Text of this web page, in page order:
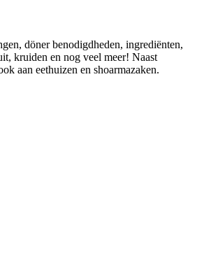
döner benodigdheden, ingrediënten,
kruiden en nog veel meer! Naast
aan eethuizen en shoarmazaken.